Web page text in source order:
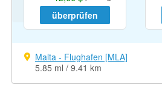
überprüfen
Malta - Flughafen [MLA]
5.85 ml / 9.41 km